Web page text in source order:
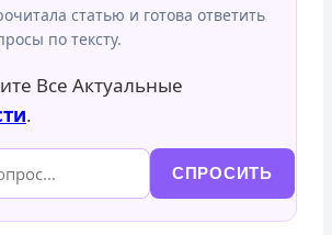
статью и готова ответить
по тексту.
Все Актуальные
.
СПРОСИТЬ